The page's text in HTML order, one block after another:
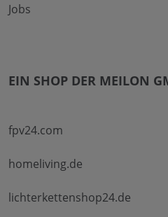
Jobs
EIN SHOP DER MEILON
fpv24.com
homeliving.de
lichterkettenshop24.de